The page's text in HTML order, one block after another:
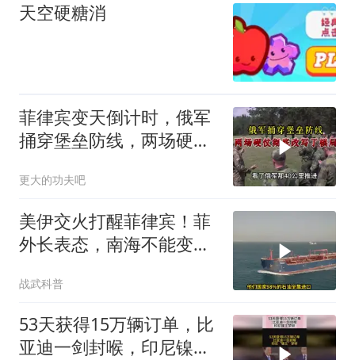
天空硬糖消
菲律宾变天倒计时，俄军
捅穿堡垒防线，两场硬仗
更大的功夫吧
美伊交火打醒菲律宾！菲
外长表态，南海不能变成
战武科普
53天获得15万辆订单，比
亚迪一剑封喉，印尼镍王